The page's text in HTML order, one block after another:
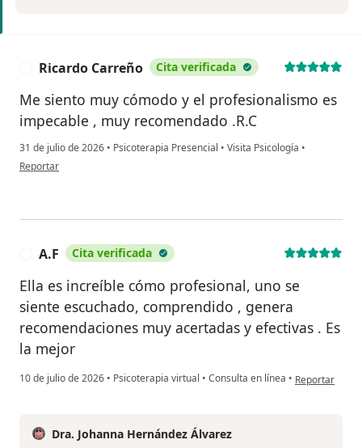
Ricardo Carreño Cita verificada
Me siento muy cómodo y el profesionalismo es
impecable , muy recomendado .R.C
31 de julio de 2026 • Psicoterapia Presencial • Visita Psicología •
en opinión del usuario Ricardo Carreño
Reportar
A.F Cita verificada
Ella es increíble cómo profesional, uno se
siente escuchado, comprendido , genera
recomendaciones muy acertadas y efectivas . Es
la mejor
10 de julio de 2026 • Psicoterapia virtual • Consulta en línea • en opinión del
Reportar
Dra. Johanna Hernández Álvarez